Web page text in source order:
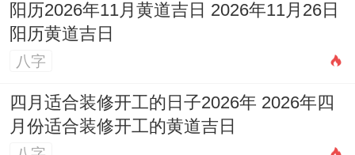
阳历2026年11月黄道吉日 2026年11月26日
阳历黄道吉日
八字
四月适合装修开工的日子2026年 2026年四
月份适合装修开工的黄道吉日